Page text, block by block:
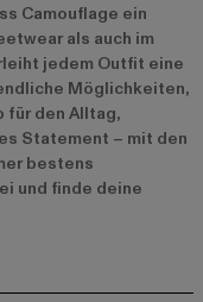
Camouflage ein
als auch im
jedem Outfit eine
Möglichkeiten,
für den Alltag,
Statement – mit den
bestens
und finde deine